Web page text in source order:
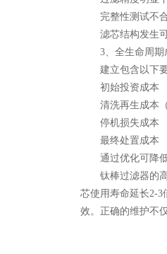
完整性测试不
滤芯结构发生
3、全生命周期
建立包含以下要
初始投资成本
清洗再生成本（
停机损失成本
最终处置成本
通过优化可降低
钛棒过滤器的高
芯使用寿命延长2-
效。正确的维护不